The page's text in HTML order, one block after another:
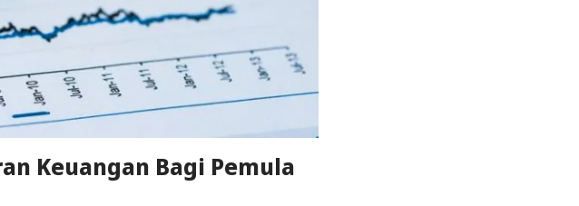
Keuangan Bagi Pemula